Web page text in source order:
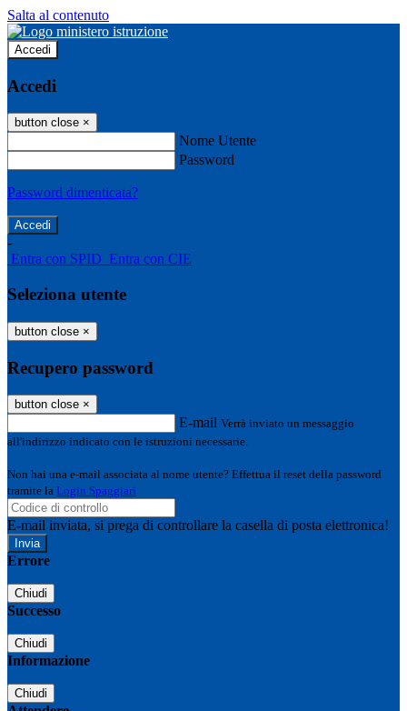
Salta al contenuto
Accedi
Accedi
button close ×
Nome Utente
Password
Password dimenticata?
-
Entra con SPID Entra con CIE
Seleziona utente
button close ×
Recupero password
button close ×
E-mail Verrà inviato un messaggio
all'indirizzo indicato con le istruzioni necessarie.
Non hai una e-mail associata al nome utente? Effettua il reset della password
tramite la Login Spaggiari
E-mail inviata, si prega di controllare la casella di posta elettronica!
Errore
Chiudi
Successo
Chiudi
Informazione
Chiudi